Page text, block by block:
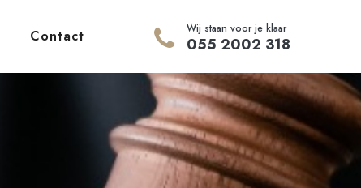
Contact Wij staan voor je klaar
055 2002 318